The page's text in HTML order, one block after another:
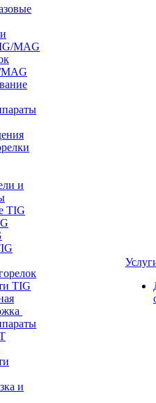
MAG
MAG
и
TIG
TIG
и